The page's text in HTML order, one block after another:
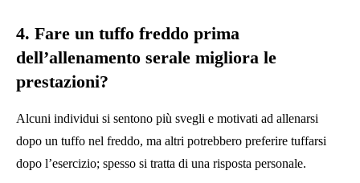
4. Fare un tuffo freddo prima
dell’allenamento serale migliora le
prestazioni?
Alcuni individui si sentono più svegli e motivati ​​ad allenarsi
dopo un tuffo nel freddo, ma altri potrebbero preferire tuffarsi
dopo l’esercizio; spesso si tratta di una risposta personale.